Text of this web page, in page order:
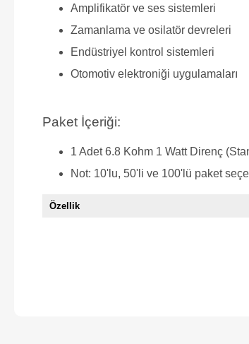
Amplifikatör ve ses sistemleri
Zamanlama ve osilatör devreleri
Endüstriyel kontrol sistemleri
Otomotiv elektroniği uygulamaları
Paket İçeriği:
1 Adet 6.8 Kohm 1 Watt Direnç
Not: 10'lu, 50'li ve 100'lü paket
Özellik